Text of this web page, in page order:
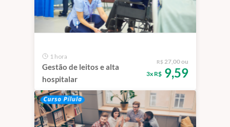
1 hora
Gestão de leitos e alta
hospitalar
R$ 27,00 ou
3x R$9,59